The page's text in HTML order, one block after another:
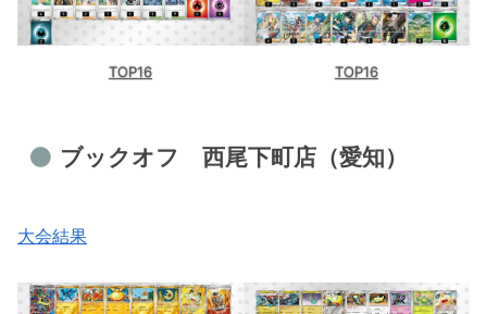
TOP16 TOP16
ブックオフ 西尾下町店（愛知）
大会結果